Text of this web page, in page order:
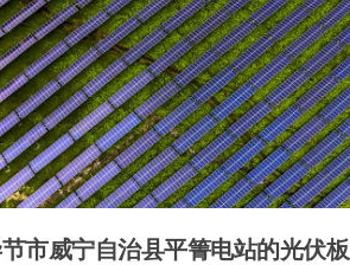
市威宁自治县平箐电站的光伏板